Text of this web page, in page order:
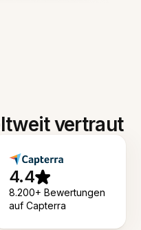
vertraut
4.4
8.200+ Bewertungen
auf Capterra